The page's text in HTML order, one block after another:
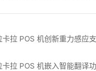
卡拉 POS 机创新重力感应
卡拉 POS 机嵌入智能翻译